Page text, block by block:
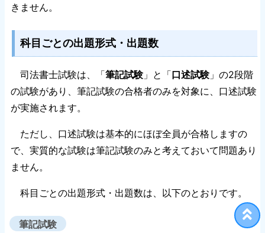
きません。
科目ごとの出題形式・出題数
司法書士試験は、「筆記試験」と「口述試験」の2段階
の試験があり、筆記試験の合格者のみを対象に、口述試験
が実施されます。
ただし、口述試験は基本的にほぼ全員が合格しますの
で、実質的な試験は筆記試験のみと考えておいて問題あり
ません。
科目ごとの出題形式・出題数は、以下のとおりです。
筆記試験